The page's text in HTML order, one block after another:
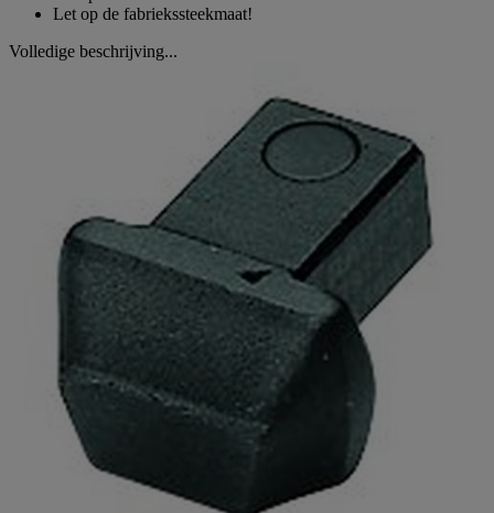
Let op de fabriekssteekmaat!
Volledige beschrijving...